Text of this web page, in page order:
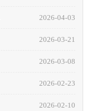
2026-04-03
2026-03-21
2026-03-08
2026-02-23
2026-02-10